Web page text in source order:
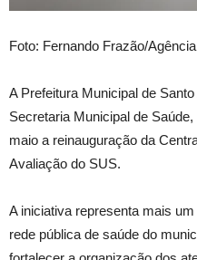
Foto: Fernando Frazão/
A Prefeitura Municipal de
Secretaria Municipal de
maio a reinauguração da
Avaliação do SUS.
A iniciativa representa mais
rede pública de saúde do